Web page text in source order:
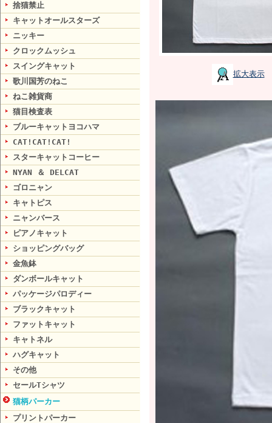
捨猫禁止
キャットオールスターズ
ニッキー
クロックムッシュ
スイングキャット
歌川国芳のねこ
ねこ雑貨商
猫目検査表
ブルーキャットヨコハマ
CAT!CAT!CAT!
スターキャットコーヒー
NYAN ＆ DELCAT
ゴロニャン
キャトピス
ニャンバース
ピアノキャット
ショッピングバッグ
金魚鉢
ダンボールキャット
パッケージパロディー
ブラックキャット
ファットキャット
キャトネル
ハグキャット
その他
セールTシャツ
猫柄パーカー
プリントパーカー
拡大表示